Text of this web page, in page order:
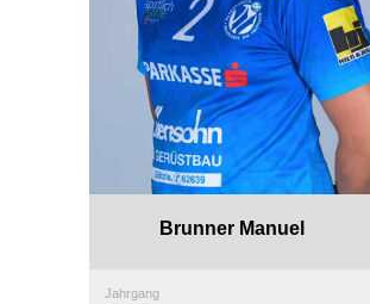
Brunner Manuel
Jahrgang